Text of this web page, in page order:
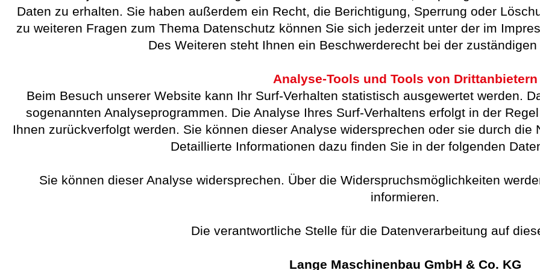
Daten zu erhalten. Sie haben außerdem ein Recht, die Berichtigung, Sperrung oder
zu weiteren Fragen zum Thema Datenschutz können Sie sich jederzeit unter der im
Des Weiteren steht Ihnen ein Beschwerderecht bei der
Analyse-Tools und Tools von Drittanbietern
Beim Besuch unserer Website kann Ihr Surf-Verhalten statistisch ausgewertet werden.
sogenannten Analyseprogrammen. Die Analyse Ihres Surf-Verhaltens erfolgt in der
Ihnen zurückverfolgt werden. Sie können dieser Analyse widersprechen oder sie durch
Detaillierte Informationen dazu finden Sie in der folgenden
Sie können dieser Analyse widersprechen. Über die Widerspruchsmöglichkeiten
informieren.
Die verantwortliche Stelle für die Datenverarbeitung auf
Lange Maschinenbau GmbH & Co. KG